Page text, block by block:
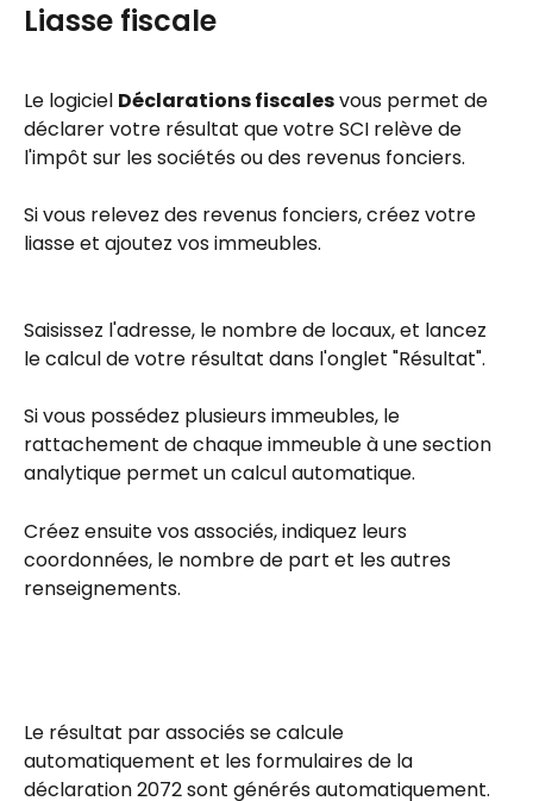
Liasse fiscale
Le logiciel Déclarations fiscales vous permet de
déclarer votre résultat que votre SCI relève de
l'impôt sur les sociétés ou des revenus fonciers.
Si vous relevez des revenus fonciers, créez votre
liasse et ajoutez vos immeubles.
Saisissez l'adresse, le nombre de locaux, et lancez
le calcul de votre résultat dans l'onglet "Résultat".
Si vous possédez plusieurs immeubles, le
rattachement de chaque immeuble à une section
analytique permet un calcul automatique.
Créez ensuite vos associés, indiquez leurs
coordonnées, le nombre de part et les autres
renseignements.
Le résultat par associés se calcule
automatiquement et les formulaires de la
déclaration 2072 sont générés automatiquement.